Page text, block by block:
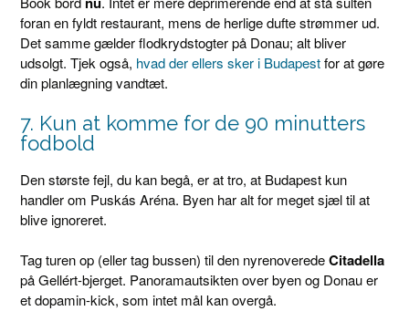
foran en fyldt restaurant, mens de herlige dufte strømmer ud.
Det samme gælder flodkrydstogter på Donau; alt bliver
udsolgt. Tjek også, hvad der ellers sker i Budapestfor at gøre
din planlægning vandtæt.
7. Kun at komme for de 90 minutters
fodbold
Den største fejl, du kan begå, er at tro, at Budapest kun
handler om Puskás Aréna. Byen har alt for meget sjæl til at
blive ignoreret.
Tag turen op (eller tag bussen) til den nyrenoveredeCitadella
på Gellért-bjerget. Panoramautsikten over byen og Donau er
et dopamin-kick, som intet mål kan overgå.